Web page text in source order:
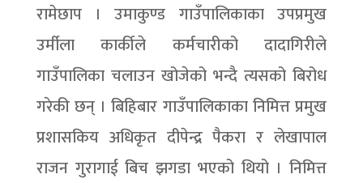
रामेछाप । उमाकुण्ड गाउँपालिकाका उपप्रमुख
उर्मीला कार्कीले कर्मचारीको दादागिरीले
गाउँपालिका चलाउन खोजेको भन्दै त्यसको बिरोध
गरेकी छन् । बिहिबार गाउँपालिकाका निमित्त प्रमुख
प्रशासकिय अधिकृत दीपेन्द्र पैकरा र लेखापाल
राजन गुरागाई बिच झगडा भएको थियो । निमित्त